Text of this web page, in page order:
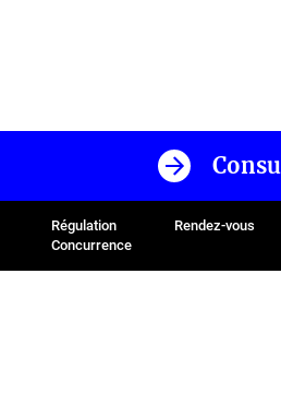
Régulation
Concurrence
Rendez-vous